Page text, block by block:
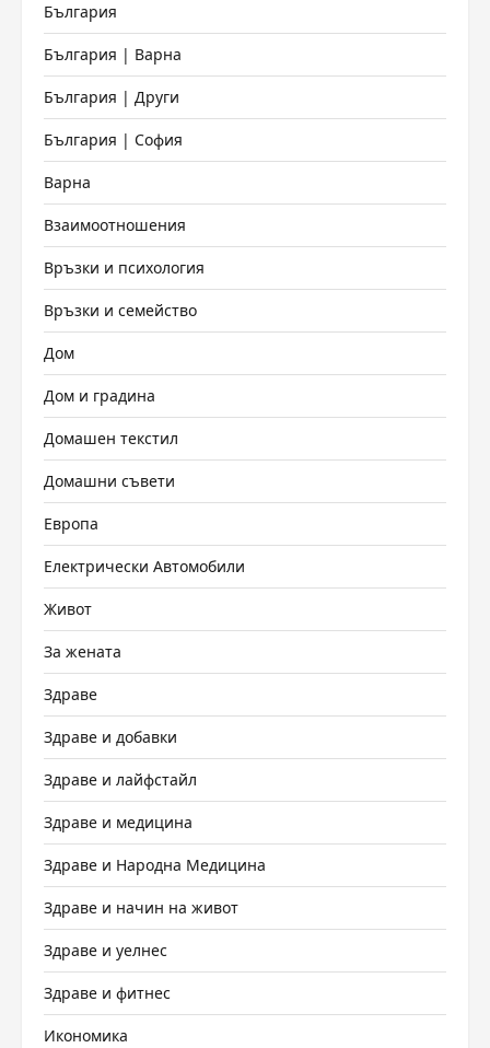
България
България | Варна
България | Други
България | София
Варна
Взаимоотношения
Връзки и психология
Връзки и семейство
Дом
Дом и градина
Домашен текстил
Домашни съвети
Европа
Електрически Автомобили
Живот
За жената
Здраве
Здраве и добавки
Здраве и лайфстайл
Здраве и медицина
Здраве и Народна Медицина
Здраве и начин на живот
Здраве и уелнес
Здраве и фитнес
Икономика